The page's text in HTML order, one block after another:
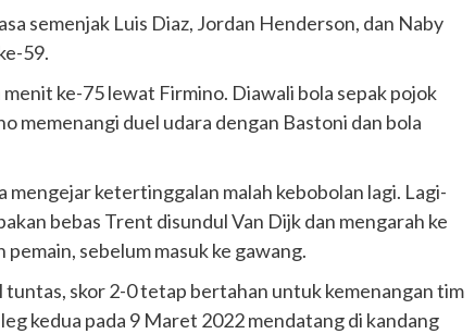
semenjak Luis Diaz, Jordan Henderson, dan Naby
59.
ke-75 lewat Firmino. Diawali bola sepak pojok
memenangi duel udara dengan Bastoni dan bola
ketertinggalan malah kebobolan lagi. Lagi-
bebas Trent disundul Van Dijk dan mengarah ke
sebelum masuk ke gawang.
skor 2-0 tetap bertahan untuk kemenangan tim
kedua pada 9 Maret 2022 mendatang di kandang